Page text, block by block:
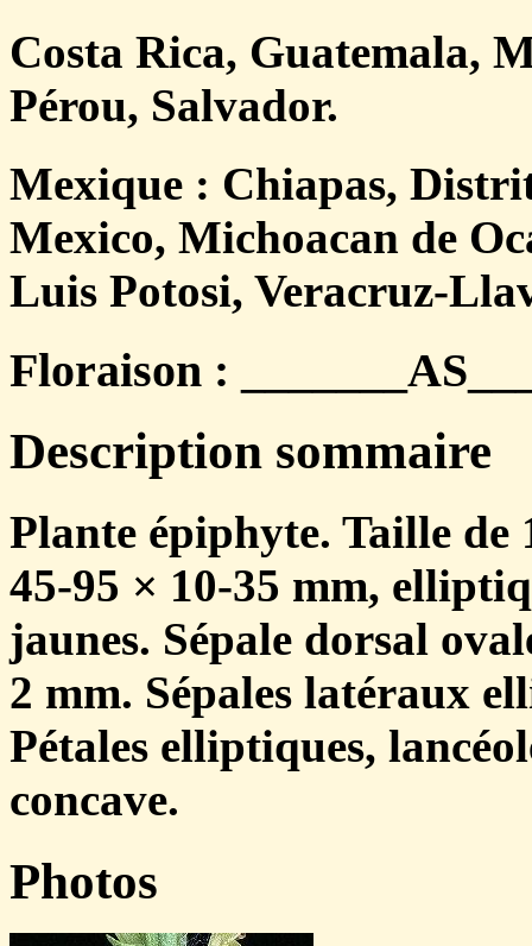
Costa Rica, Guatemala,
Pérou, Salvador.
Mexique : Chiapas,
Mexico, Michoacan de
Luis Potosi, Veracruz-
Floraison :
Description sommaire
Plante épiphyte. Taille de
45-95 × 10-35 mm,
jaunes. Sépale dorsal
2 mm. Sépales latéraux
Pétales elliptiques,
concave.
Photos